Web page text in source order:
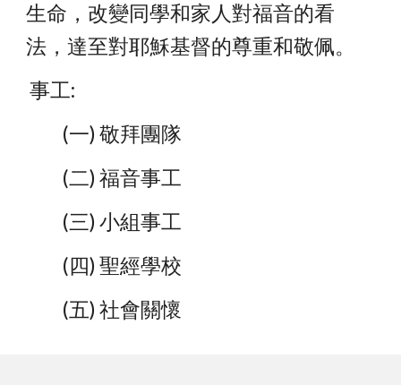
生命，改變同學和家人對福音的看
法，達至對耶穌基督的尊重和敬佩。
事工:
(一) 敬拜團隊
(二) 福音事工
(三) 小組事工
(四) 聖經學校
(五) 社會關懷